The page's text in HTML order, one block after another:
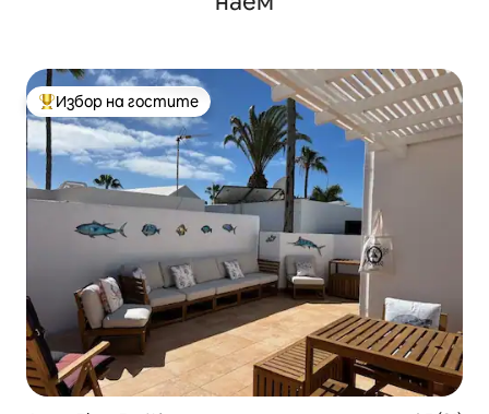
Най-популярен избор на гостите
Избор на гостите